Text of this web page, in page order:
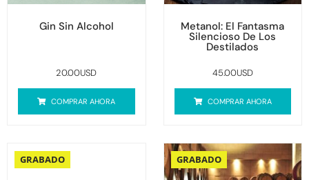
Gin Sin Alcohol
20.00USD
COMPRAR AHORA
Metanol: El Fantasma
Silencioso De Los
Destilados
45.00USD
COMPRAR AHORA
GRABADO GRABADO